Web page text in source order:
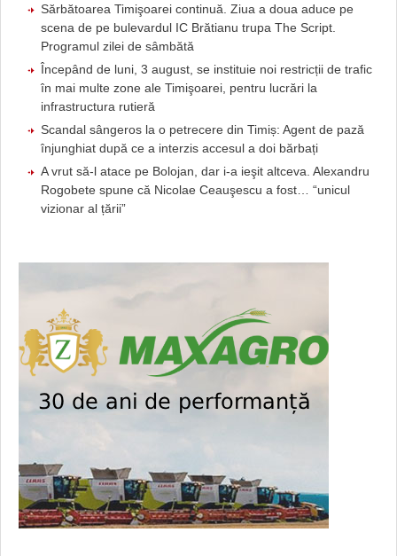
Sărbătoarea Timişoarei continuă. Ziua a doua aduce pe
scena de pe bulevardul IC Brătianu trupa The Script.
Programul zilei de sâmbătă
Începând de luni, 3 august, se instituie noi restricții de trafic
în mai multe zone ale Timişoarei, pentru lucrări la
infrastructura rutieră
Scandal sângeros la o petrecere din Timiș: Agent de pază
înjunghiat după ce a interzis accesul a doi bărbați
A vrut să-l atace pe Bolojan, dar i-a ieşit altceva. Alexandru
Rogobete spune că Nicolae Ceauşescu a fost… “unicul
vizionar al țării”